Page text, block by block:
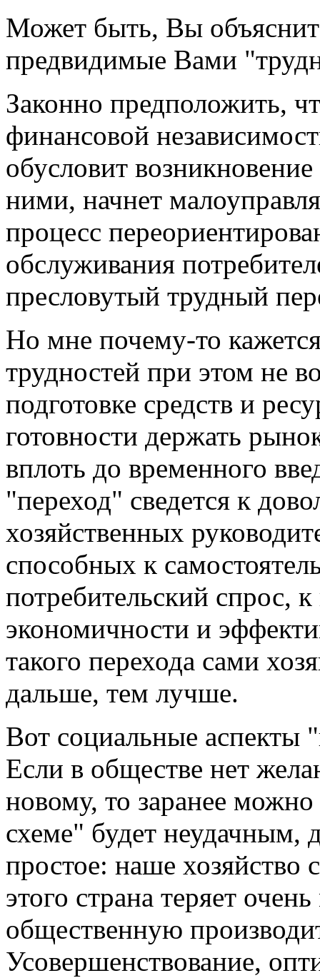
Может быть, Вы
предвидимые Вами
Законно предположить,
финансовой
обусловит
ними, начнет
процесс
обслуживания
пресловутый трудный
Но мне почему-то
трудностей при этом не
подготовке средств и
готовности держать
вплоть до временного
"переход" сведется к
хозяйственных
способных к
потребительский спрос,
экономичности и
такого перехода сами
дальше, тем лучше.
Вот социальные аспекты
Если в обществе нет
новому, то заранее можно
схеме" будет
простое: наше хозяйство
этого страна теряет
общественную
Усовершенствование,